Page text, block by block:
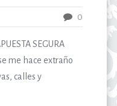
0
SEGURA
me hace extraño
calles y